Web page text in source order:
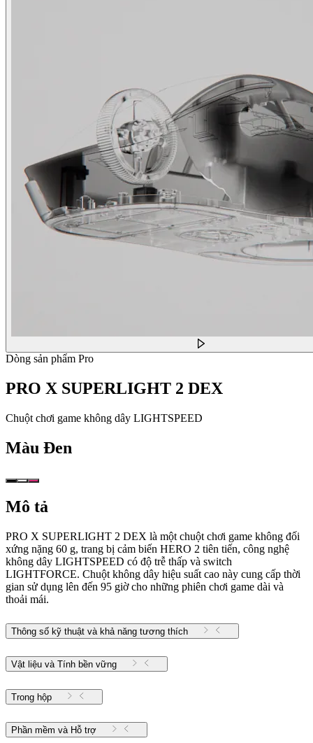
Dòng sản phẩm Pro
PRO X SUPERLIGHT 2 DEX
Chuột chơi game không dây LIGHTSPEED
Màu Đen
Mô tả
PRO X SUPERLIGHT 2 DEX là một chuột chơi game không đối
xứng nặng 60 g, trang bị cảm biến HERO 2 tiên tiến, công nghệ
không dây LIGHTSPEED có độ trễ thấp và switch
LIGHTFORCE. Chuột không dây hiệu suất cao này cung cấp thời
gian sử dụng lên đến 95 giờ cho những phiên chơi game dài và
thoải mái.
Thông số kỹ thuật và khả năng tương thích
Vật liệu và Tính bền vững
Trong hộp
Phần mềm và Hỗ trợ